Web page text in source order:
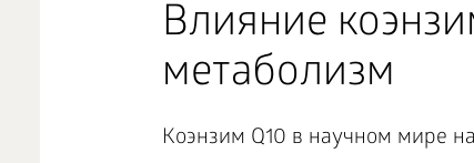
Влияние
метаболизм
Коэнзим Q10 в научном мире